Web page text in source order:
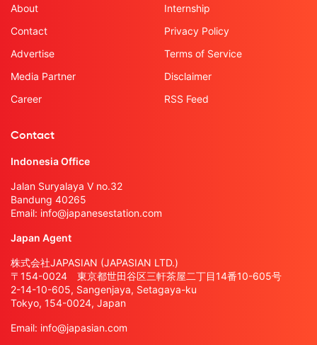
About
Contact
Advertise
Media Partner
Career
Internship
Privacy Policy
Terms of Service
Disclaimer
RSS Feed
Contact
Indonesia Office
Jalan Suryalaya V no.32
Bandung 40265
Email: info@japanesestation.com
Japan Agent
株式会社JAPASIAN (JAPASIAN LTD.)
〒154-0024 東京都世田谷区三軒茶屋二丁目14番10-605号
2-14-10-605, Sangenjaya, Setagaya-ku
Tokyo, 154-0024, Japan
Email: info@japasian.com